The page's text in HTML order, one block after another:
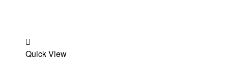
to
Quick View